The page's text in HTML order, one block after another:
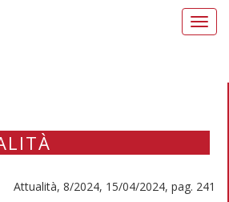
Attualità, 8/2024, 15/04/2024, pag. 241